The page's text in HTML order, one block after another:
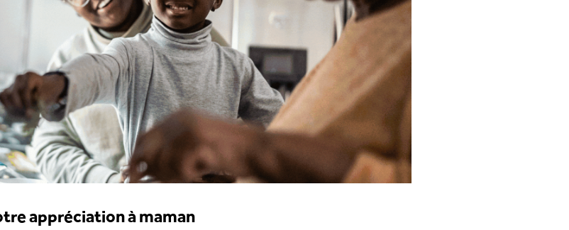
appréciation à maman